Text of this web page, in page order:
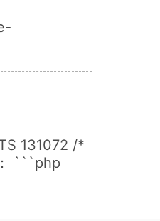
131072 /*
```php